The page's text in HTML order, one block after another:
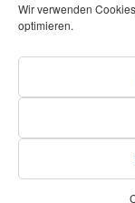
Wir verwenden
optimieren.
© COPYRIGHT -